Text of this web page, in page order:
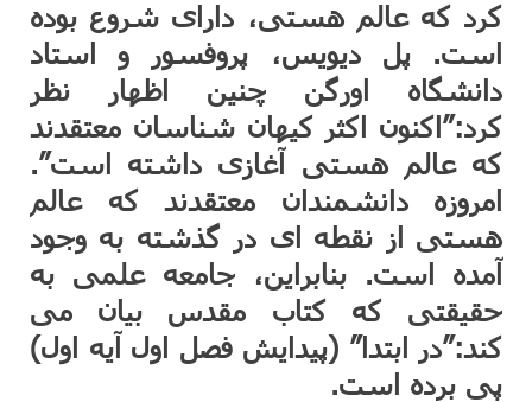
کرد که عالم هستی، دارای شروع بوده
است. پل دیویس، پروفسور و استاد
دانشگاه اورگن چنین اظهار نظر
کرد:”اکنون اکثر کیهان شناسان معتقدند
که عالم هستی آغازی داشته است”.
امروزه دانشمندان معتقدند که عالم
هستی از نقطه ای در گذشته به وجود
آمده است. بنابراین، جامعه علمی به
حقیقتی که کتاب مقدس بیان می
کند:”در ابتدا” (پیدایش فصل اول آیه اول)
پی برده است.